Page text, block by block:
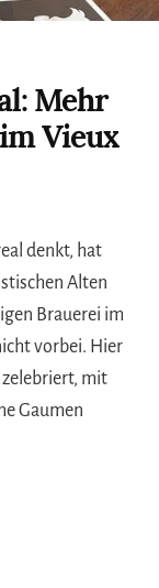
Mehr
Vieux
denkt, hat
Alten
Brauerei im
vorbei. Hier
mit
Gaumen